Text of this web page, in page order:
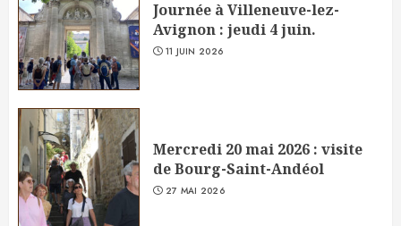
Journée à Villeneuve-lez-
Avignon : jeudi 4 juin.
11 JUIN 2026
Mercredi 20 mai 2026 : visite
de Bourg-Saint-Andéol
27 MAI 2026